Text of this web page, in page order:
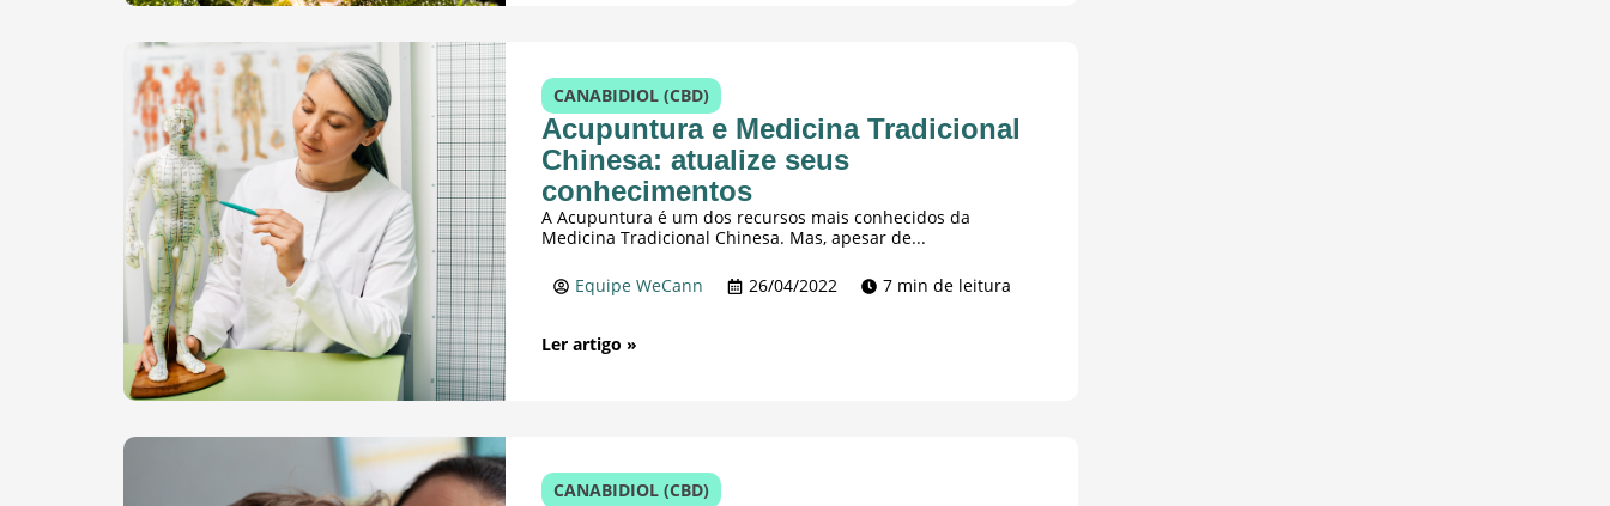
CANABIDIOL (CBD)
Acupuntura e Medicina Tradicional
Chinesa: atualize seus
conhecimentos
A Acupuntura é um dos recursos mais conhecidos da
Medicina Tradicional Chinesa. Mas, apesar de...
Equipe WeCann 26/04/2022 7 min de leitura
Ler artigo »
CANABIDIOL (CBD)